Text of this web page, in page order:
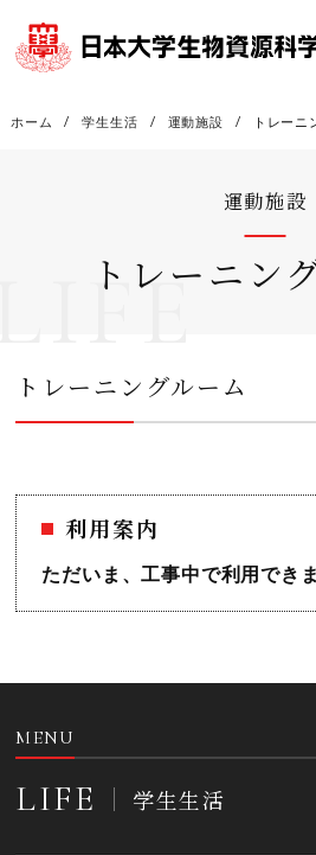
ホーム 学生生活 運動施設 トレーニ
運動施設
トレーニン
トレーニングルーム
利用案内
ただいま、工事中で利用できま
MENU
LIFE 学生生活